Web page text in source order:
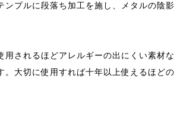
プルに段落ち加工を施し、メタルの陰影
されるほどアレルギーの出にくい素材な
大切に使用すれば十年以上使えるほどの